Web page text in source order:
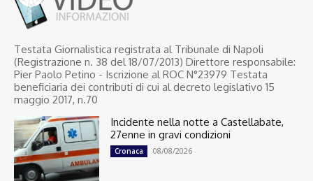
Testata Giornalistica registrata al Tribunale di Napoli
(Registrazione n. 38 del 18/07/2013) Direttore responsabile:
Pier Paolo Petino - Iscrizione al ROC N°23979 Testata
beneficiaria dei contributi di cui al decreto legislativo 15
maggio 2017, n.70
Incidente nella notte a Castellabate,
27enne in gravi condizioni
Cronaca 08/08/2026